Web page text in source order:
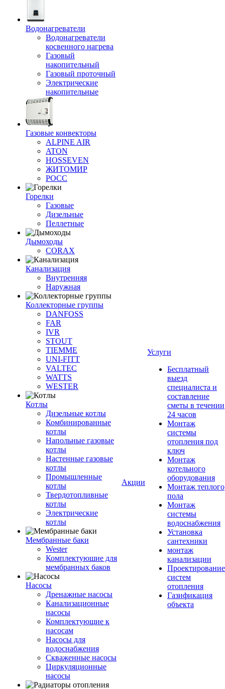
Водонагреватели
Водонагреватели
косвенного нагрева
Газовый
накопительный
Газовый проточный
Электрические
накопительные
Газовые конвекторы
ALPINE AIR
ATON
HOSSEVEN
ЖИТОМИР
РОСС
Горелки
Газовые
Дизельные
Пеллетные
Дымоходы
CORAX
Канализация
Внутренняя
Наружная
Коллекторные группы
DANFOSS
FAR
IVR
STOUT
TIEMME
UNI-FITT
VALTEC
WATTS
WESTER
Котлы
Дизельные котлы
Комбинированные
котлы
Напольные газовые
котлы
Настенные газовые
котлы
Промышленные
котлы
Твердотопливные
котлы
Электрические
котлы
Мембранные баки
Wester
Комплектуюшие для
мембранных баков
Насосы
Дренажные насосы
Канализационные
насосы
Комплектующие к
насосам
Насосы для
водоснабжения
Скваженные насосы
Циркуляционные
насосы
Акции
Услуги
Бесплатный
выезд
специалиста и
составление
сметы в течении
24 часов
Монтаж
системы
отопления под
ключ
Монтаж
котельного
оборудования
Монтаж теплого
пола
Монтаж
системы
водоснабжения
Установка
сантехники
монтаж
канализации
Проектирование
систем
отопления
Газификация
объекта